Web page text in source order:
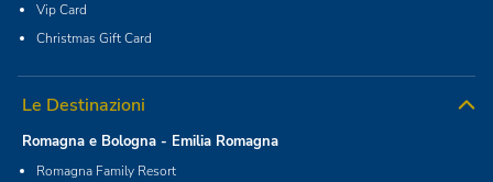
Vip Card
Christmas Gift Card
Le Destinazioni
Romagna e Bologna - Emilia Romagna
Romagna Family Resort